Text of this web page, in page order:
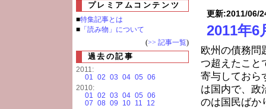
更新:2011/06/
2011年6
欧州の債務問
つ超えたこと
寄与しておら
は国内で、政
のは国民ばか
プレミアムコンテンツ
■特集記事とは
■「読み物」について
(>> 記事一覧)
過去の記事
2011:
01 02 03 04 05 06
2010:
01 02 03 04 05 06
07 08 09 10 11
12